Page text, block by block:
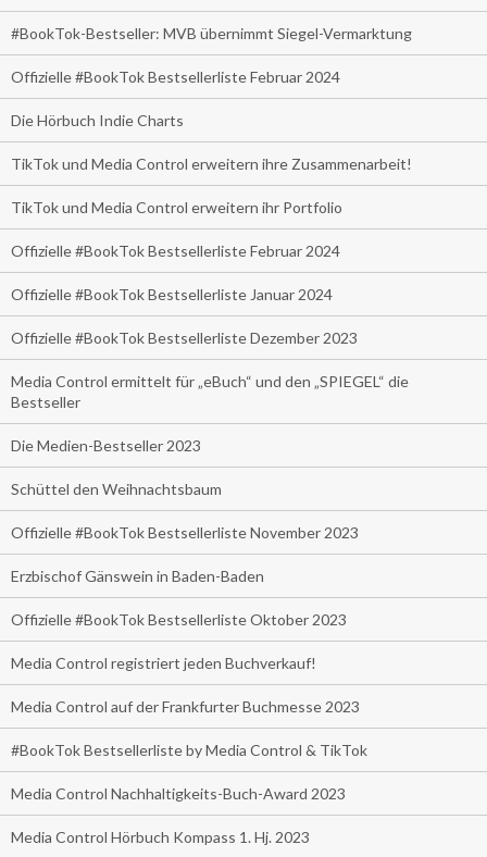
#BookTok-Bestseller: MVB übernimmt Siegel-Vermarktung
Offizielle #BookTok Bestsellerliste Februar 2024
Die Hörbuch Indie Charts
TikTok und Media Control erweitern ihre Zusammenarbeit!
TikTok und Media Control erweitern ihr Portfolio
Offizielle #BookTok Bestsellerliste Februar 2024
Offizielle #BookTok Bestsellerliste Januar 2024
Offizielle #BookTok Bestsellerliste Dezember 2023
Media Control ermittelt für „eBuch“ und den „SPIEGEL“ die
Bestseller
Die Medien-Bestseller 2023
Schüttel den Weihnachtsbaum
Offizielle #BookTok Bestsellerliste November 2023
Erzbischof Gänswein in Baden-Baden
Offizielle #BookTok Bestsellerliste Oktober 2023
Media Control registriert jeden Buchverkauf!
Media Control auf der Frankfurter Buchmesse 2023
#BookTok Bestsellerliste by Media Control & TikTok
Media Control Nachhaltigkeits-Buch-Award 2023
Media Control Hörbuch Kompass 1. Hj. 2023